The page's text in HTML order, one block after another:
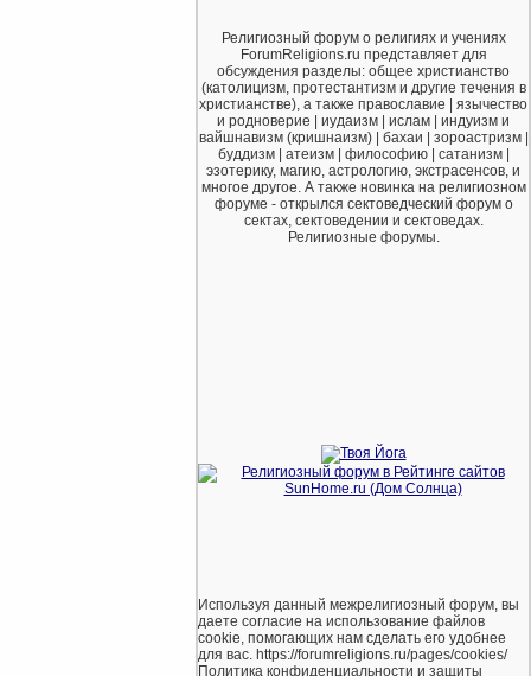
Религиозный форум о религиях и учениях
ForumReligions.ru представляет для
обсуждения разделы: общее христианство
(католицизм, протестантизм и другие течения в
христианстве), а также православие | язычество
и родноверие | иудаизм | ислам | индуизм и
вайшнавизм (кришнаизм) | бахаи | зороастризм |
буддизм | атеизм | философию | сатанизм |
эзотерику, магию, астрологию, экстрасенсов, и
многое другое. А также новинка на религиозном
форуме - открылся сектоведческий форум о
сектах, сектоведении и сектоведах.
Религиозные форумы.
Используя данный межрелигиозный форум, вы
даете согласие на использование файлов
cookie, помогающих нам сделать его удобнее
для вас. https://forumreligions.ru/pages/cookies/
Политика конфиденциальности и защиты